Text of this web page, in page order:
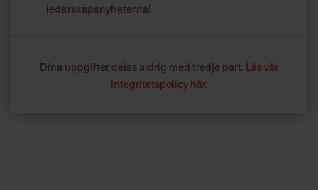
ledarskapsnyheterna!
Dina uppgifter delas aldrig med tredje part. Läs vår
integritetspolicy här.